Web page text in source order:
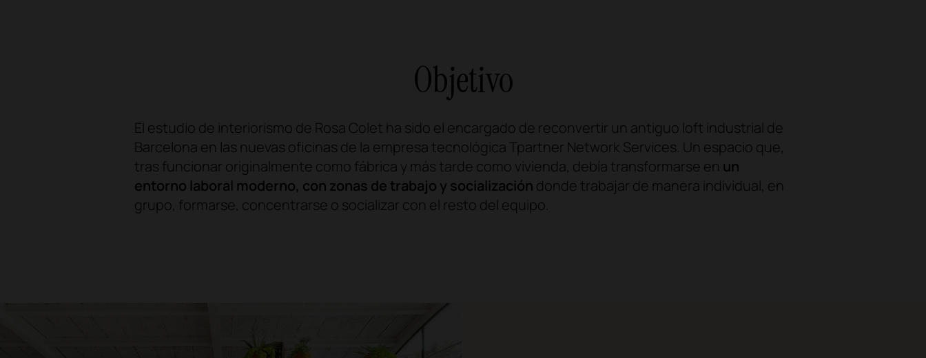
Objetivo
El estudio de interiorismo de Rosa Colet ha sido el encargado de reconvertir un antiguo loft industrial de
Barcelona en las nuevas oficinas de la empresa tecnológica Tpartner Network Services. Un espacio que,
tras funcionar originalmente como fábrica y más tarde como vivienda, debía transformarse en un
entorno laboral moderno, con zonas de trabajo y socialización donde trabajar de manera individual, en
grupo, formarse, concentrarse o socializar con el resto del equipo.